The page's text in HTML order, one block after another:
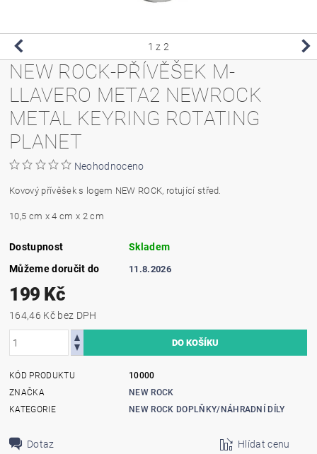
1 z 2
NEW ROCK-PŘÍVĚŠEK M-
LLAVERO META2 NEWROCK
METAL KEYRING ROTATING
PLANET
Neohodnoceno
Kovový přívěšek s logem NEW ROCK, rotující střed.
10,5 cm x 4 cm x 2 cm
Dostupnost
Skladem
Můžeme doručit do
11.8.2026
199 Kč
164,46 Kč bez DPH
KÓD PRODUKTU
10000
ZNAČKA
NEW ROCK
KATEGORIE
NEW ROCK DOPLŇKY/NÁHRADNÍ DÍLY
Dotaz Hlídat cenu